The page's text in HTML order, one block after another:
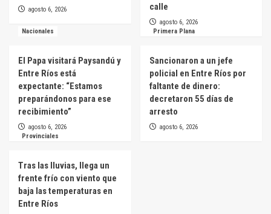
agosto 6, 2026
calle
agosto 6, 2026
Nacionales
El Papa visitará Paysandú y
Entre Ríos está
expectante: “Estamos
preparándonos para ese
recibimiento”
agosto 6, 2026
Primera Plana
Sancionaron a un jefe
policial en Entre Ríos por
faltante de dinero:
decretaron 55 días de
arresto
agosto 6, 2026
Provinciales
Tras las lluvias, llega un
frente frío con viento que
baja las temperaturas en
Entre Ríos